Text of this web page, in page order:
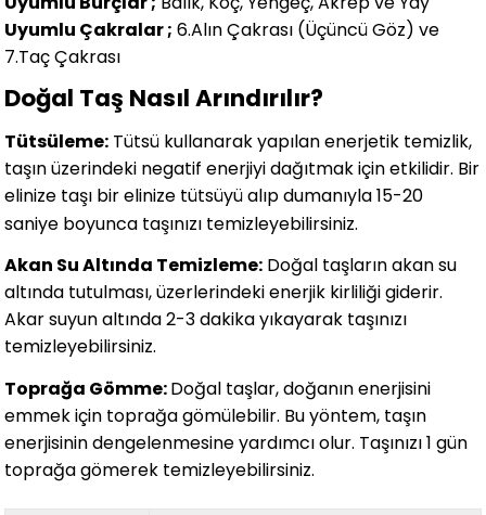
Uyumlu Çakralar ; 6.Alın Çakrası (Üçüncü Göz) ve
7.Taç Çakrası
Doğal Taş Nasıl Arındırılır?
Tütsüleme: Tütsü kullanarak yapılan enerjetik temizlik,
taşın üzerindeki negatif enerjiyi dağıtmak için etkilidir. Bir
elinize taşı bir elinize tütsüyü alıp dumanıyla 15-20
saniye boyunca taşınızı temizleyebilirsiniz.
Akan Su Altında Temizleme: Doğal taşların akan su
altında tutulması, üzerlerindeki enerjik kirliliği giderir.
Akar suyun altında 2-3 dakika yıkayarak taşınızı
temizleyebilirsiniz.
Toprağa Gömme:Doğal taşlar, doğanın enerjisini
emmek için toprağa gömülebilir. Bu yöntem, taşın
enerjisinin dengelenmesine yardımcı olur. Taşınızı 1 gün
toprağa gömerek temizleyebilirsiniz.